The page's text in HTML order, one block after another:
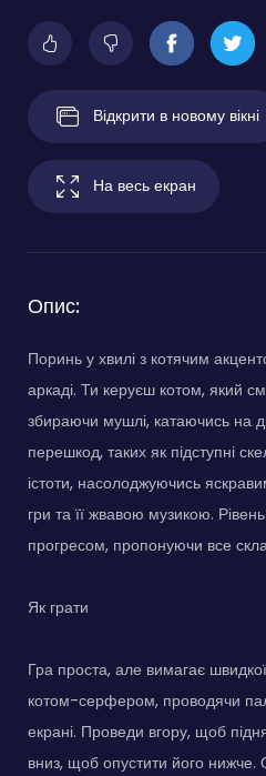
Відкрити в новому вікні
На весь екран
Опис:
Поринь у хвилі з котячим
аркаді. Ти керуєш котом, який
збираючи мушлі, катаючись на
перешкод, таких як підступні
істоти, насолоджуючись
гри та її жвавою музикою.
прогресом, пропонуючи все
Як грати
Гра проста, але вимагає
котом-серфером, проводячи
екрані. Проведи вгору, щоб
вниз, щоб опустити його